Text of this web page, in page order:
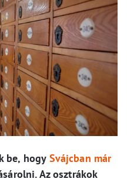
be, hogy Svájcban már
Az osztrákok